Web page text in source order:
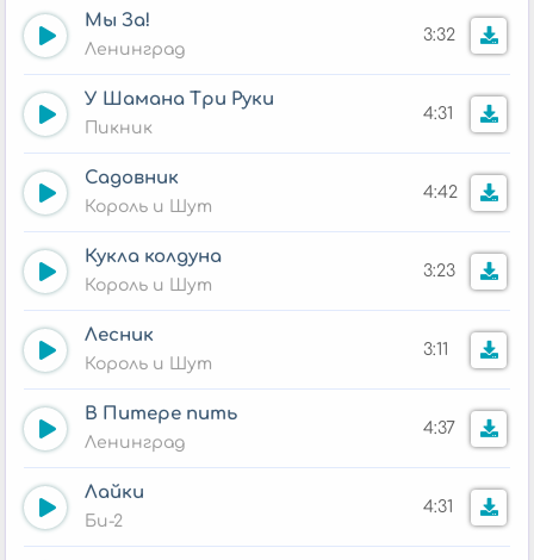
Мы За!
Ленинград
3:32
У Шамана Три Руки
Пикник
4:31
Садовник
Король и Шут
4:42
Кукла колдуна
Король и Шут
3:23
Лесник
Король и Шут
3:11
В Питере пить
Ленинград
4:37
Лайки
Би-2
4:31